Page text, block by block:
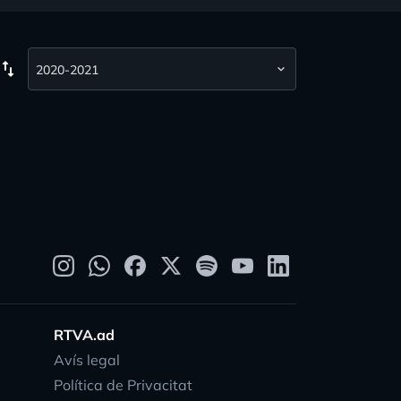
swap_vert
RTVA.ad
Avís legal
Política de Privacitat